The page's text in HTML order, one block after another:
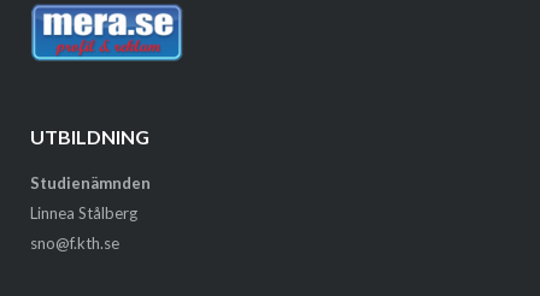
UTBILDNING
Studienämnden
Linnea Stålberg
sno@f.kth.se